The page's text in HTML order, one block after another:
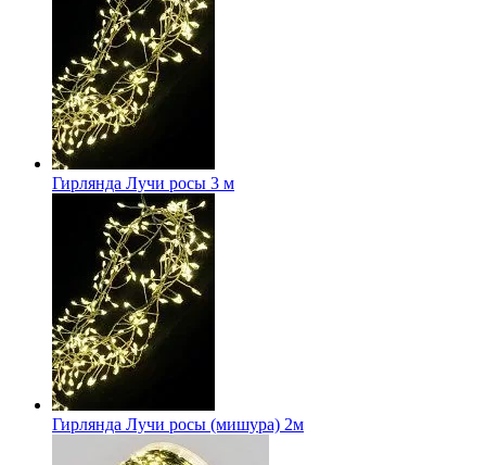
Гирлянда Лучи росы 3 м
Гирлянда Лучи росы (мишура) 2м